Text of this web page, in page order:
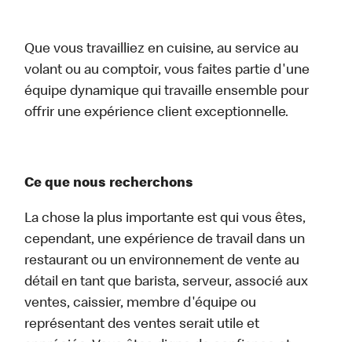
Que vous travailliez en cuisine, au service au
volant ou au comptoir, vous faites partie d'une
équipe dynamique qui travaille ensemble pour
offrir une expérience client exceptionnelle.
Ce que nous recherchons
La chose la plus importante est qui vous êtes,
cependant, une expérience de travail dans un
restaurant ou un environnement de vente au
détail en tant que barista, serveur, associé aux
ventes, caissier, membre d'équipe ou
représentant des ventes serait utile et